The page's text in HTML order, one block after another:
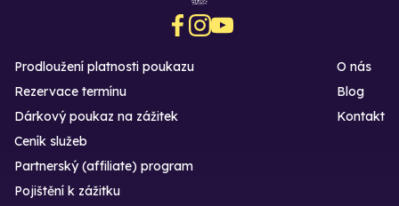
Prodloužení platnosti poukazu
Rezervace termínu
Dárkový poukaz na zážitek
O nás
Blog
Kontakt
Ceník služeb
Partnerský (affiliate) program
Pojištění k zážitku